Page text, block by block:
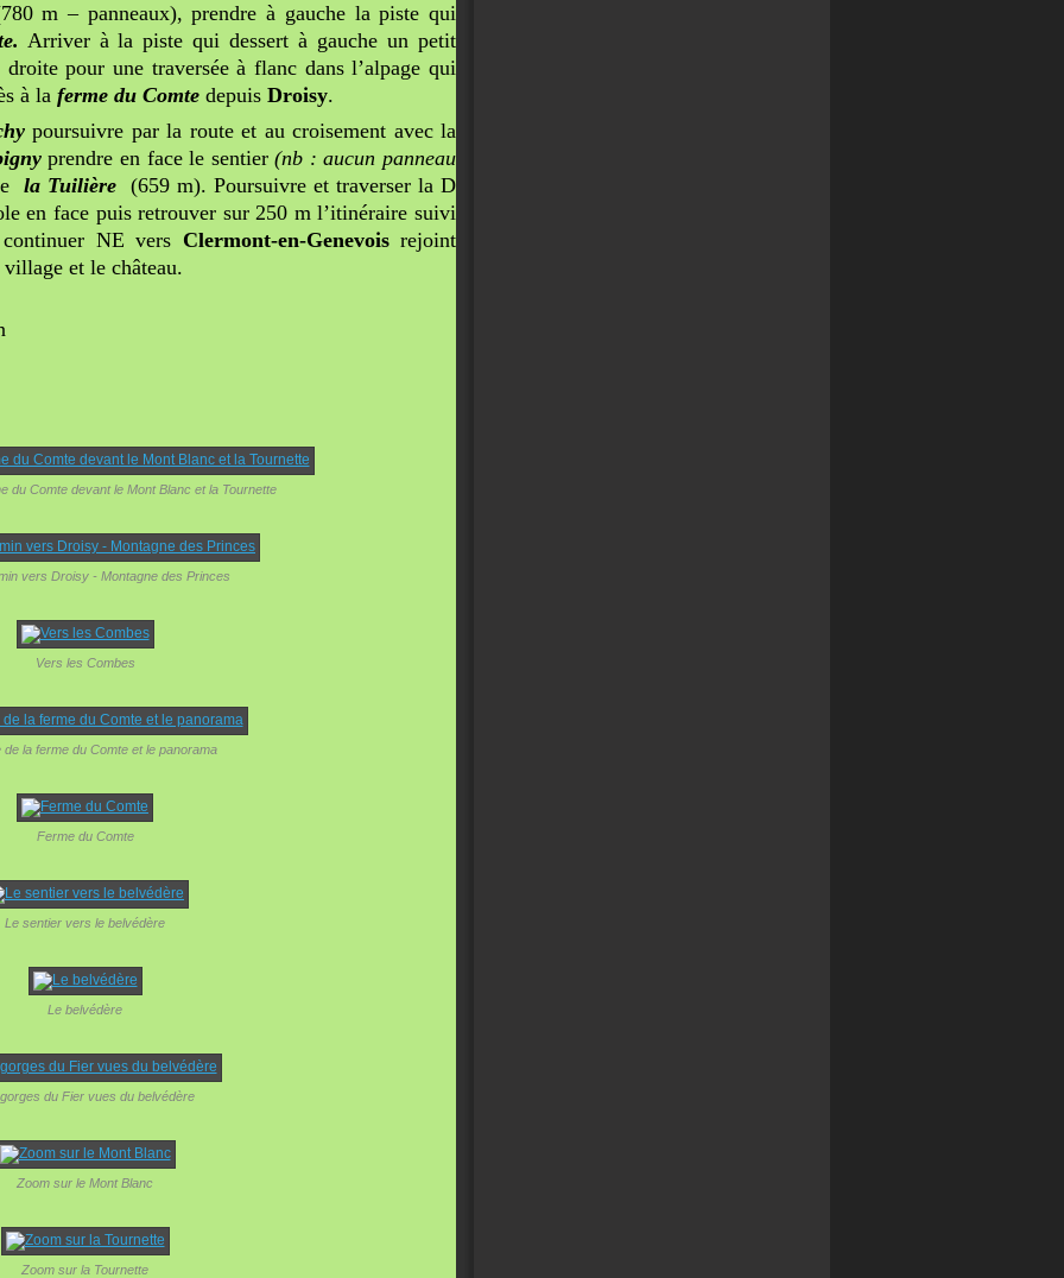
m – panneaux), prendre à gauche la piste qui
Arriver à la piste qui dessert à gauche un petit
pour une traversée à flanc dans l’alpage qui
à la ferme du Comte depuis Droisy.
poursuivre par la route et au croisement avec la
prendre en face le sentier(nb : aucun panneau
la Tuilière (659 m). Poursuivre et traverser la D
en face puis retrouver sur 250 m l’itinéraire suivi
NE vers Clermont-en-Genevoisrejoint
et le château.
du Comte devant le Mont Blanc et la Tournette
vers Droisy - Montagne des Princes
Vers les Combes
de la ferme du Comte et le panorama
Ferme du Comte
Le sentier vers le belvédère
Le belvédère
du Fier vues du belvédère
Zoom sur le Mont Blanc
Zoom sur la Tournette